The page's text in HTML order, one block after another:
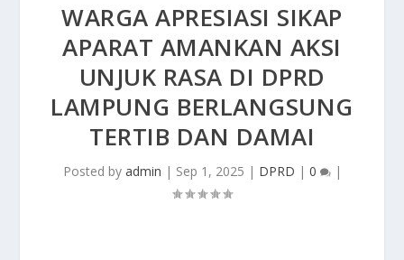
WARGA APRESIASI SIKAP
APARAT AMANKAN AKSI
UNJUK RASA DI DPRD
LAMPUNG BERLANGSUNG
TERTIB DAN DAMAI
Posted by admin | Sep 1, 2025 | DPRD | 0 |